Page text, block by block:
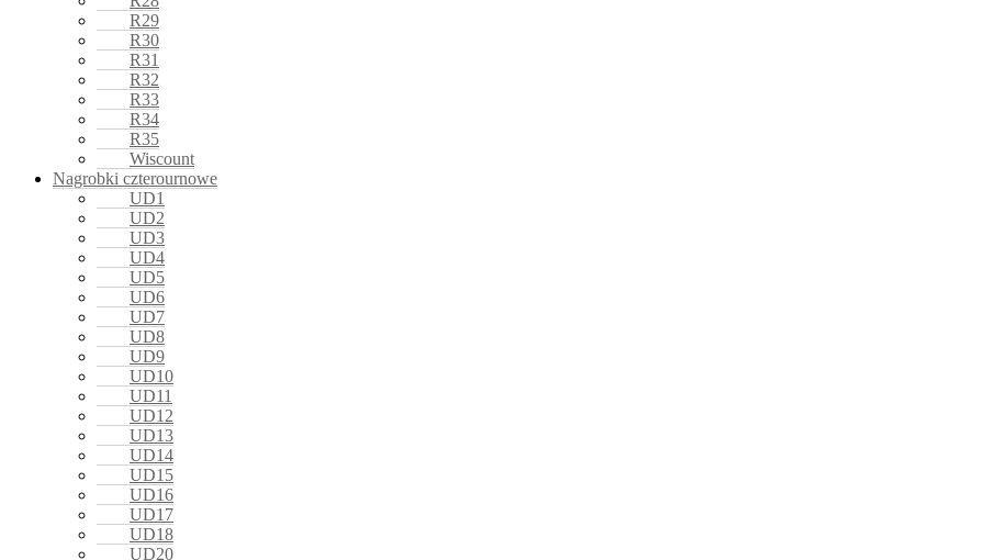
R29
R30
R31
R32
R33
R34
R35
Wiscount
Nagrobki czterournowe
UD1
UD2
UD3
UD4
UD5
UD6
UD7
UD8
UD9
UD10
UD11
UD12
UD13
UD14
UD15
UD16
UD17
UD18
UD20